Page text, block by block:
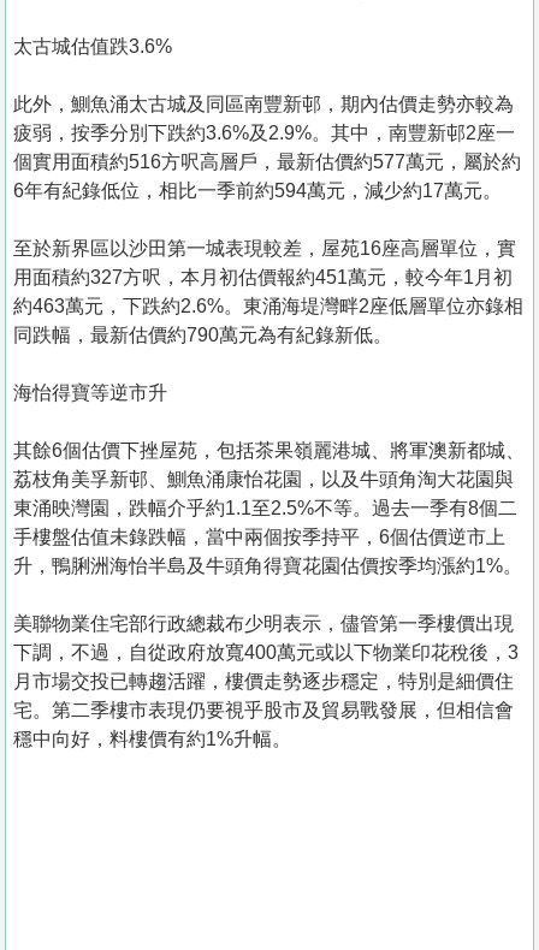
太古城估值跌3.6%
此外，鰂魚涌太古城及同區南豐新邨，期內估價走勢亦較為
疲弱，按季分別下跌約3.6%及2.9%。其中，南豐新邨2座一
個實用面積約516方呎高層戶，最新估價約577萬元，屬於約
6年有紀錄低位，相比一季前約594萬元，減少約17萬元。
至於新界區以沙田第一城表現較差，屋苑16座高層單位，實
用面積約327方呎，本月初估價報約451萬元，較今年1月初
約463萬元，下跌約2.6%。東涌海堤灣畔2座低層單位亦錄相
同跌幅，最新估價約790萬元為有紀錄新低。
海怡得寶等逆市升
其餘6個估價下挫屋苑，包括茶果嶺麗港城、將軍澳新都城、
荔枝角美孚新邨、鰂魚涌康怡花園，以及牛頭角淘大花園與
東涌映灣園，跌幅介乎約1.1至2.5%不等。過去一季有8個二
手樓盤估值未錄跌幅，當中兩個按季持平，6個估價逆市上
升，鴨脷洲海怡半島及牛頭角得寶花園估價按季均漲約1%。
美聯物業住宅部行政總裁布少明表示，儘管第一季樓價出現
下調，不過，自從政府放寬400萬元或以下物業印花稅後，3
月市場交投已轉趨活躍，樓價走勢逐步穩定，特別是細價住
宅。第二季樓市表現仍要視乎股市及貿易戰發展，但相信會
穩中向好，料樓價有約1%升幅。